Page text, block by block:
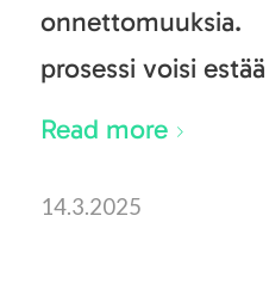
onnettomuuksia.
prosessi voisi
Read more
14.3.2025